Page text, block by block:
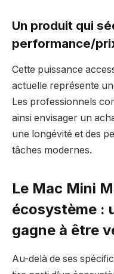
Un produit qui
performance/
Cette puissance
actuelle représente
Les professionnels
ainsi envisager un
une longévité et des
tâches modernes.
Le Mac Mini
écosystème :
gagne à être
Au-delà de ses